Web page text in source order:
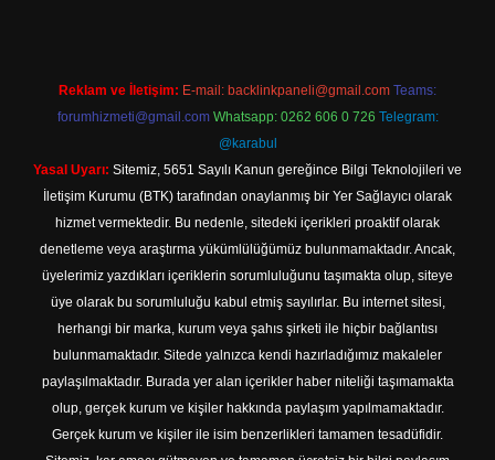
Reklam ve İletişim: E-mail: backlinkpaneli@gmail.com Teams:
forumhizmeti@gmail.com Whatsapp: 0262 606 0 726 Telegram:
@karabul
Yasal Uyarı: Sitemiz, 5651 Sayılı Kanun gereğince Bilgi Teknolojileri ve
İletişim Kurumu (BTK) tarafından onaylanmış bir Yer Sağlayıcı olarak
hizmet vermektedir. Bu nedenle, sitedeki içerikleri proaktif olarak
denetleme veya araştırma yükümlülüğümüz bulunmamaktadır. Ancak,
üyelerimiz yazdıkları içeriklerin sorumluluğunu taşımakta olup, siteye
üye olarak bu sorumluluğu kabul etmiş sayılırlar. Bu internet sitesi,
herhangi bir marka, kurum veya şahıs şirketi ile hiçbir bağlantısı
bulunmamaktadır. Sitede yalnızca kendi hazırladığımız makaleler
paylaşılmaktadır. Burada yer alan içerikler haber niteliği taşımamakta
olup, gerçek kurum ve kişiler hakkında paylaşım yapılmamaktadır.
Gerçek kurum ve kişiler ile isim benzerlikleri tamamen tesadüfidir.